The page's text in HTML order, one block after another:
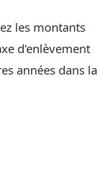
les montants
d'enlèvement
années dans la